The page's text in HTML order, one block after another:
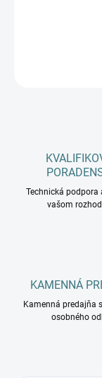
Technická podpora
vašom
KAMENNÁ
Kamenná predajňa
osobného